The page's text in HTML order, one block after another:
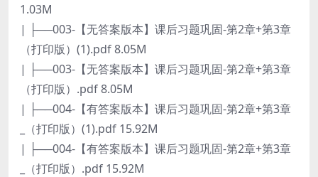
1.03M
| ├──003-【无答案版本】课后习题巩固-第2章+第3章
（打印版）(1).pdf 8.05M
| ├──003-【无答案版本】课后习题巩固-第2章+第3章
（打印版）.pdf 8.05M
| ├──004-【有答案版本】课后习题巩固-第2章+第3章
_（打印版）(1).pdf 15.92M
| ├──004-【有答案版本】课后习题巩固-第2章+第3章
_（打印版）.pdf 15.92M